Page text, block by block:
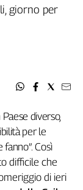
giorno per
diverso,
per le
fanno”. Così
difficile che
di ieri